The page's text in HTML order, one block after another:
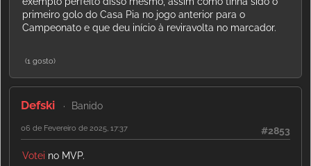
primeiro golo do Casa Pia no jogo anterior para o
Campeonato e que deu início à reviravolta no marcador.
(1 gosto)
Defski Banido
#2853
06 de Fevereiro de 2025, 17:37
Votei no MVP.